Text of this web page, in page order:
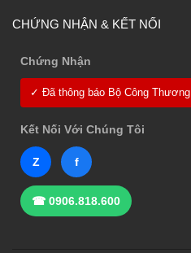
CHỨNG NHẬN & KẾT NỐI
Chứng Nhận
✓ Đã thông báo Bộ Công Thương
Kết Nối Với Chúng Tôi
Z f
☎ 0906.818.600